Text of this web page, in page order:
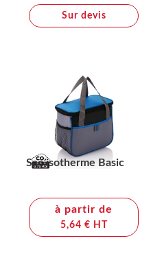
Sur devis
Sac isotherme Basic
à partir de
5,64 € HT